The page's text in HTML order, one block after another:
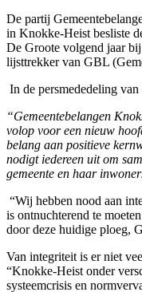
De partij
in Knokke-Heist besliste
De Groote volgend jaar
lijsttrekker van GBL
In de persmededeling van
“Gemeentebelangen
volop voor een nieuw
belang aan positieve
nodigt iedereen uit om
gemeente en haar
“Wij hebben nood aan
is ontnuchterend te
door deze huidige ploeg,
Van integriteit is er niet
“Knokke-Heist onder
systeemcrisis en